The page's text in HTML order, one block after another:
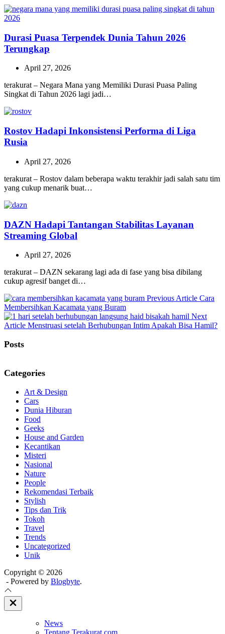
Durasi Puasa Terpendek Dunia Tahun 2026
Terungkap
April 27, 2026
terakurat – Negara Mana yang Memiliki Durasi Puasa Paling
Singkat di Tahun 2026 lagi jadi…
Rostov Hadapi Inkonsistensi Performa di Liga
Rusia
April 27, 2026
terakurat – Rostov dalam beberapa waktu terakhir jadi salah satu tim
yang cukup menarik buat…
DAZN Hadapi Tantangan Stabilitas Layanan
Streaming Global
April 27, 2026
terakurat – DAZN sekarang lagi ada di fase yang bisa dibilang
cukup agresif banget di…
Previous Article Cara
Membersihkan Kacamata yang Buram
Next
Article Next
Menstruasi setelah Berhubungan Intim Apakah Bisa Hamil?
Posts
Categories
Art & Design
Cars
Dunia Hiburan
Food
Geeks
House and Garden
Kecantikan
Misteri
Nasional
Nature
People
Rekomendasi Terbaik
Stylish
Tips dan Trik
Tokoh
Travel
Trends
Uncategorized
Unik
Copyright © 2026
- Powered by Blogbyte.
Close
Off
News